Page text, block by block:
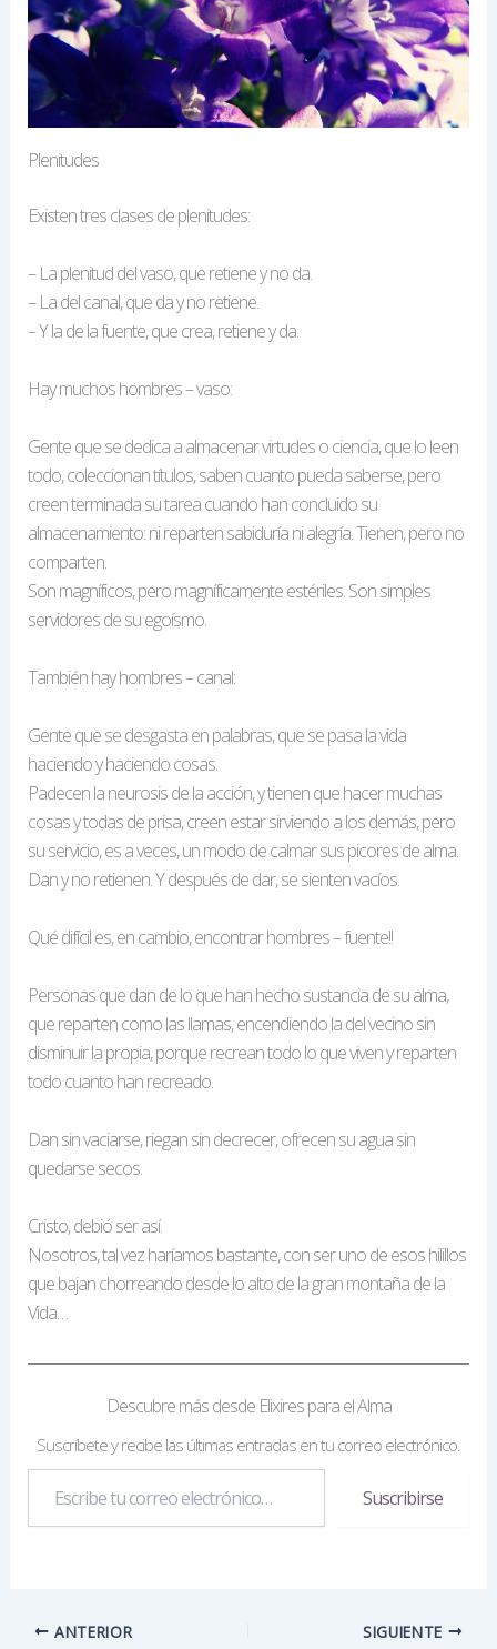
Plenitudes
Existen tres clases de plenitudes:
– La plenitud del vaso, que retiene y no da.
– La del canal, que da y no retiene.
– Y la de la fuente, que crea, retiene y da.
Hay muchos hombres – vaso:
Gente que se dedica a almacenar virtudes o ciencia, que lo leen
todo, coleccionan títulos, saben cuanto pueda saberse, pero
creen terminada su tarea cuando han concluido su
almacenamiento: ni reparten sabiduría ni alegría. Tienen, pero no
comparten.
Son magníficos, pero magníficamente estériles. Son simples
servidores de su egoísmo.
También hay hombres – canal:
Gente que se desgasta en palabras, que se pasa la vida
haciendo y haciendo cosas.
Padecen la neurosis de la acción, y tienen que hacer muchas
cosas y todas de prisa, creen estar sirviendo a los demás, pero
su servicio, es a veces, un modo de calmar sus picores de alma.
Dan y no retienen. Y después de dar, se sienten vacíos.
Qué difícil es, en cambio, encontrar hombres – fuente!!
Personas que dan de lo que han hecho sustancia de su alma,
que reparten como las llamas, encendiendo la del vecino sin
disminuir la propia, porque recrean todo lo que viven y reparten
todo cuanto han recreado.
Dan sin vaciarse, riegan sin decrecer, ofrecen su agua sin
quedarse secos.
Cristo, debió ser así.
Nosotros, tal vez haríamos bastante, con ser uno de esos hilillos
que bajan chorreando desde lo alto de la gran montaña de la
Vida…
Descubre más desde Elixires para el Alma
Suscríbete y recibe las últimas entradas en tu correo electrónico.
correo
Suscribirse
ANTERIOR SIGUIENTE